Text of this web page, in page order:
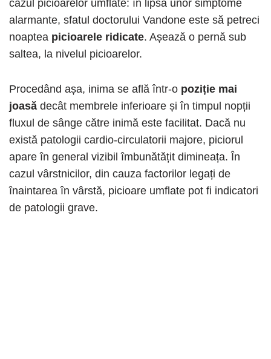
cazul picioarelor umflate: în lipsa unor simptome
alarmante, sfatul doctorului Vandone este să petreci
noaptea picioarele ridicate. Așează o pernă sub
saltea, la nivelul picioarelor.
Procedând așa, inima se află într-o poziție mai
joasă decât membrele inferioare și în timpul nopții
fluxul de sânge către inimă este facilitat. Dacă nu
există patologii cardio-circulatorii majore, piciorul
apare în general vizibil îmbunătățit dimineața. În
cazul vârstnicilor, din cauza factorilor legați de
înaintarea în vârstă, picioare umflate pot fi indicatori
de patologii grave.